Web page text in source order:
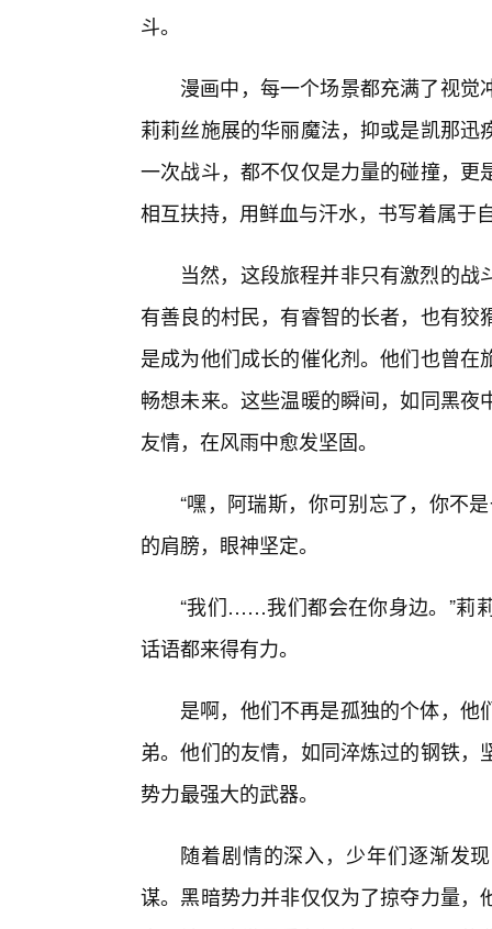
斗。
漫画中，每一个场景都充满了视
莉莉丝施展的华丽魔法，抑或是凯那
一次战斗，都不仅仅是力量的碰撞，
相互扶持，用鲜血与汗水，书写着属于
当然，这段旅程并非只有激烈的
有善良的村民，有睿智的长者，也有
是成为他们成长的催化剂。他们也曾
畅想未来。这些温暖的瞬间，如同黑
友情，在风雨中愈发坚固。
“嘿，阿瑞斯，你可别忘了，你不
的肩膀，眼神坚定。
“我们……我们都会在你身边。”莉
话语都来得有力。
是啊，他们不再是孤独的个体，
弟。他们的友情，如同淬炼过的钢铁
势力最强大的武器。
随着剧情的深入，少年们逐渐发
谋。黑暗势力并非仅仅为了掠夺力量